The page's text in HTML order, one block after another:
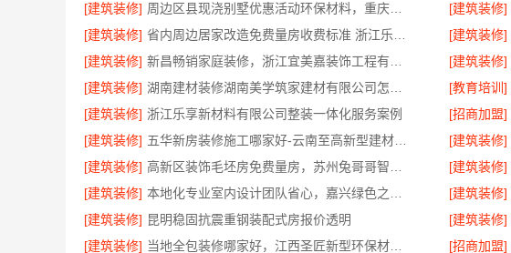
[建筑装修]
[建筑装修]
[建筑装修]
[建筑装修]
[建筑装修]
[建筑装修]
[建筑装修]
[教育培训]
[建筑装修] 浙江乐享新材料有限公司整装一体化服务案例 [招商加盟]
[建筑装修]
[建筑装修]
[建筑装修]
[建筑装修]
[建筑装修]
[建筑装修]
[建筑装修] 昆明稳固抗震重钢装配式房报价透明 [建筑装修]
[建筑装修]
[招商加盟]